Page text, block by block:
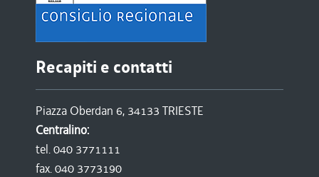
Recapiti e contatti
Piazza Oberdan 6, 34133 TRIESTE
Centralino:
tel. 040 3771111
fax. 040 3773190